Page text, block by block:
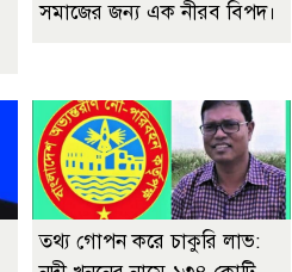
সমাজের জন্য এক নীরব বিপদ।
তথ্য গোপন করে চাকুরি লাভ: